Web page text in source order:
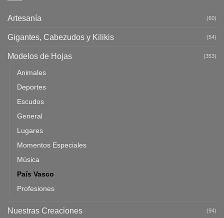
Artesanía (60)
Gigantes, Cabezudos y Kilikis (54)
Modelos de Hojas (353)
Animales
Deportes
Escudos
General
Lugares
Momentos Especiales
Música
País Vasco
Profesiones
Nuestras Creaciones (94)